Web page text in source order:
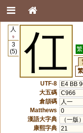
人
9
3
(5)
仜 繁
繁
UTF-8
E4 BB
大五碼 C966
倉頡碼
人一
Matthews
0
漢語大字典
（一版
康熙字典 21